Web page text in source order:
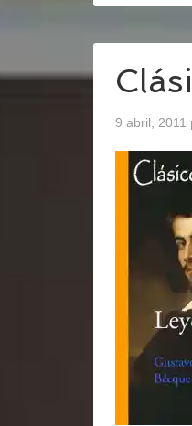
9 abril, 2011